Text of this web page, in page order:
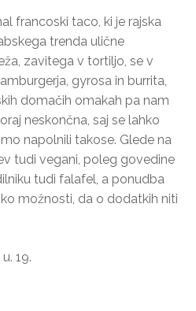
francoski taco, ki je rajska
trenda ulične
zavitega v tortiljo, se v
gyrosa in burrita,
domačih omakah pa nam
neskončna, saj se lahko
napolnili takose. Glede na
tudi vegani, poleg govedine
tudi falafel, a ponudba
možnosti, da o dodatkih niti
19.